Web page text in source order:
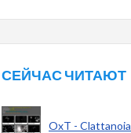
СЕЙЧАС ЧИТАЮТ
OxT - Clattanoia